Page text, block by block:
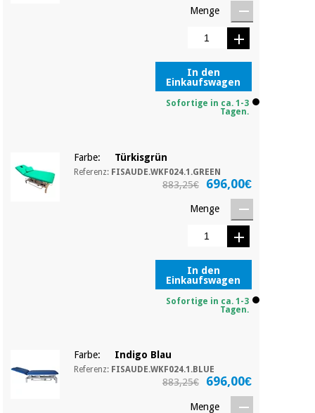
Orthopädie
Menge
In den
Einkaufswagen
Sofortige in ca. 1-3
Tagen.
Farbe: Türkisgrün
Referenz: FISAUDE.WKF024.1.GREEN
883,25€ 696,00€
Menge
In den
Einkaufswagen
Sofortige in ca. 1-3
Tagen.
Farbe: Indigo Blau
Referenz: FISAUDE.WKF024.1.BLUE
883,25€ 696,00€
Menge